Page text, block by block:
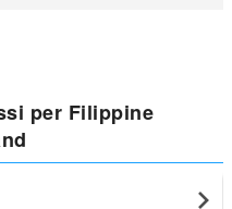
per Filippine